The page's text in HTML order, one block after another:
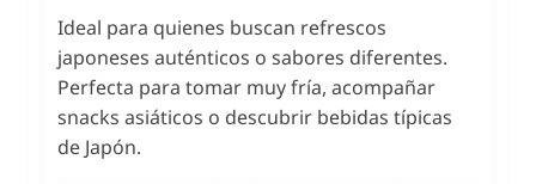
Ideal para quienes buscan refrescos
japoneses auténticos o sabores diferentes.
Perfecta para tomar muy fría, acompañar
snacks asiáticos o descubrir bebidas típicas
de Japón.